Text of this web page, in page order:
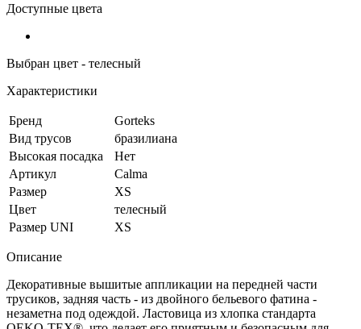
Доступные цвета
Выбран цвет - телесный
Характеристики
Бренд
Gorteks
Вид трусов
бразилиана
Высокая посадка
Нет
Артикул
Calma
Размер
XS
Цвет
телесный
Размер UNI
XS
Описание
Декоративные вышитые аппликации на передней части
трусиков, задняя часть - из двойного бельевого фатина -
незаметна под одеждой. Ластовица из хлопка стандарта